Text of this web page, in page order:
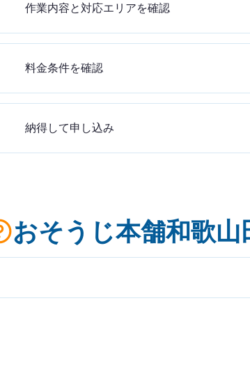
作業内容と対応エリアを確認
料金条件を確認
納得して申し込み
おそうじ本舗和歌